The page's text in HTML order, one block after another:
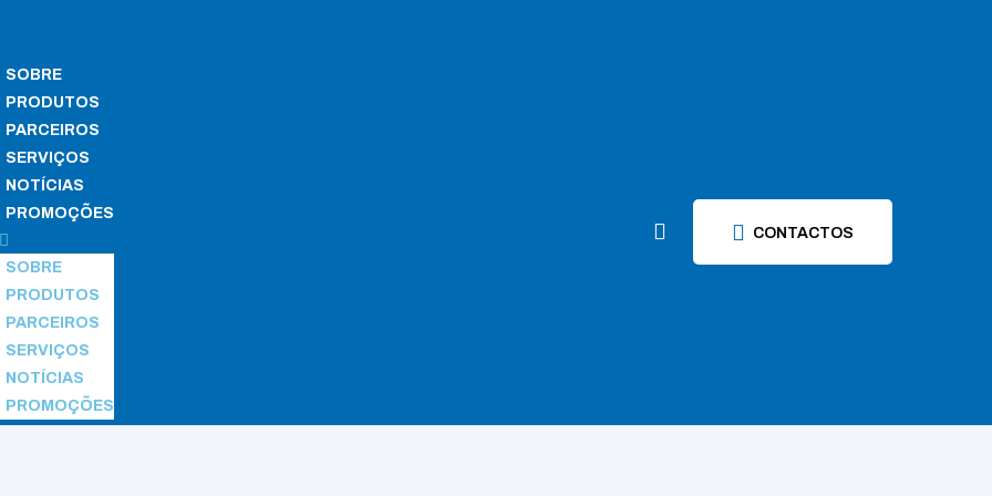
SOBRE
PRODUTOS
PARCEIROS
SERVIÇOS
NOTÍCIAS
PROMOÇÕES
SOBRE
PRODUTOS
PARCEIROS
SERVIÇOS
NOTÍCIAS
PROMOÇÕES
CONTACTOS